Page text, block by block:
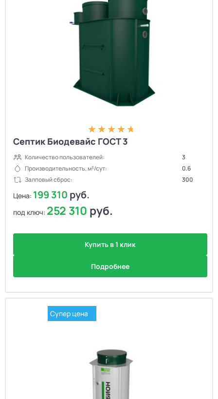
Септик Биодевайс ГОСТ 3
Количество пользователей:
3
Производительность, м³/сут:
0.6
Залповый сброс:
300
Цена: 199 310 руб.
под ключ: 252 310 руб.
Купить в 1 клик
Подробнее
Супер цена